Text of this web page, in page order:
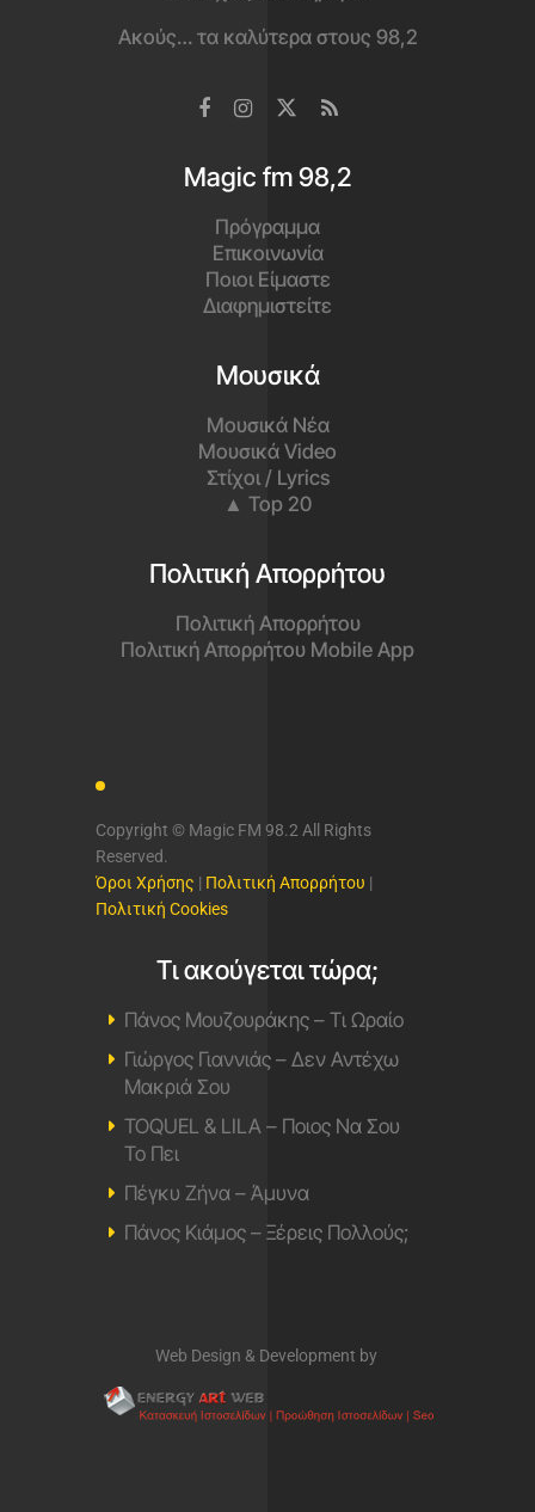
Ακούς… τα καλύτερα στους 98,2
Magic fm 98,2
Πρόγραμμα
Επικοινωνία
Ποιοι Είμαστε
Διαφημιστείτε
Μουσικά
Μουσικά Νέα
Μουσικά Video
Στίχοι / Lyrics
▲ Top 20
Πολιτική Απορρήτου
Πολιτική Απορρήτου
Πολιτική Απορρήτου Mobile App
Copyright © Magic FM 98.2 All Rights
Reserved.
Όροι Χρήσης | Πολιτική Απορρήτου |
Πολιτική Cookies
Τι ακούγεται τώρα;
Πάνος Μουζουράκης – Τι Ωραίο
Γιώργος Γιαννιάς – Δεν Αντέχω
Μακριά Σου
TOQUEL & LILA – Ποιος Να Σου
Το Πει
Πέγκυ Ζήνα – Άμυνα
Πάνος Κιάμος – Ξέρεις Πολλούς;
Web Design & Development by